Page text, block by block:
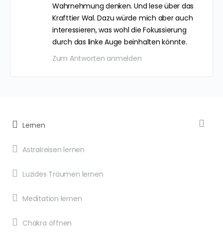
Wahrnehmung denken. Und lese über das
Krafttier Wal. Dazu würde mich aber auch
interessieren, was wohl die Fokussierung
durch das linke Auge beinhalten könnte.
Zum Antworten anmelden
Lernen
Astralreisen lernen
Luzides Träumen lernen
Meditation lernen
Chakra öffnen